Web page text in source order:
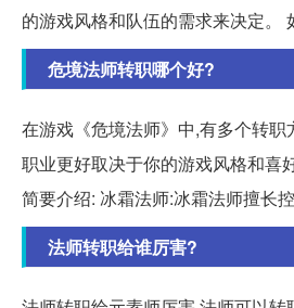
的游戏风格和队伍的需求来决定。
危境法师转职哪个好?
在游戏《危境法师》中,有多个转
职业更好取决于你的游戏风格和喜
简要介绍: 冰霜法师:冰霜法师擅长控
法师转职给谁厉害?